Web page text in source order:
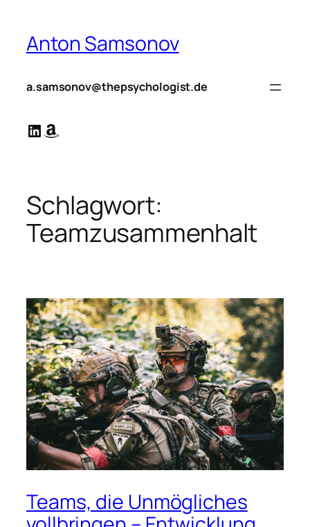
springen
Anton Samsonov
a.samsonov@thepsychologist.de
LinkedIn
Amazon
Schlagwort:
Teamzusammenhalt
Teams, die Unmögliches